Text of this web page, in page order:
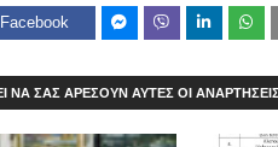
Facebook
seng
ΝΑ ΣΑΣ ΑΡΈΣΟΥΝ ΑΥΤΈΣ ΟΙ ΑΝΑΡΤΉΣΕΙΣ